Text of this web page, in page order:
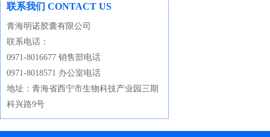
联系我们 CONTACT US
青海明诺胶囊有限公司
联系电话：
0971-8016677 销售部电话
0971-8018571 办公室电话
地址：青海省西宁市生物科技产业园三期
科兴路9号